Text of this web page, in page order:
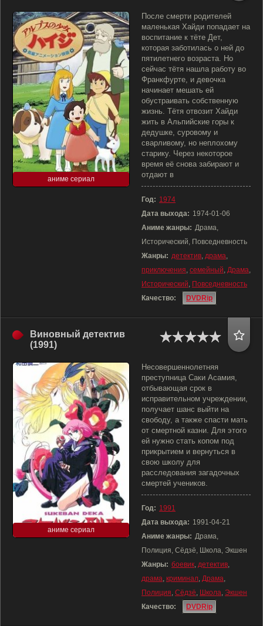
аниме сериал
После смерти родителей
маленькая Хайди попадает на
воспитание к тёте Дет,
которая заботилась о ней до
пятилетнего возраста. Но
сейчас тётя нашла работу во
Франкфурте, и девочка
начинает мешать ей
обустраивать собственную
жизнь. Тётя отвозит Хайди
жить в Альпийские горы к
дедушке, суровому и
сварливому, но неплохому
старику. Через некоторое
время её снова забирают и
отдают в
Год: 1974
Дата выхода: 1974-01-06
Аниме жанры: Драма,
Исторический, Повседневность
Жанры: детектив, драма,
приключения, семейный, Драма,
Исторический, Повседневность
Качество:
DVDRip
Виновный детектив
(1991)
аниме сериал
Несовершеннолетняя
преступница Саки Асамия,
отбывающая срок в
исправительном учреждении,
получает шанс выйти на
свободу, а также спасти мать
от смертной казни. Для этого
ей нужно стать копом под
прикрытием и вернуться в
свою школу для
расследования загадочных
смертей учеников.
Год: 1991
Дата выхода: 1991-04-21
Аниме жанры: Драма,
Полиция, Сёдзё, Школа, Экшен
Жанры: боевик, детектив,
драма, криминал, Драма,
Полиция, Сёдзё, Школа, Экшен
Качество:
DVDRip